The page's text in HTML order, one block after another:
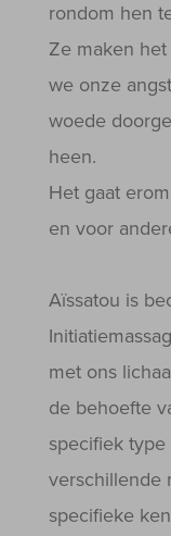
rondom hen
Ze maken
we onze
woede
heen.
Het gaat
en voor
Aïssatou is
met ons
de behoefte
specifiek
verschillende
specifieke